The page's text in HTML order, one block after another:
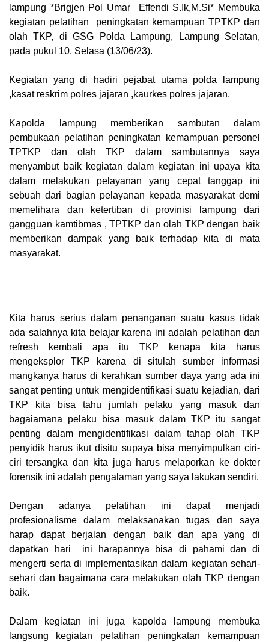
lampung *Brigjen Pol Umar Effendi S.Ik,M.Si* Membuka
kegiatan pelatihan peningkatan kemampuan TPTKP dan
olah TKP, di GSG Polda Lampung, Lampung Selatan,
pada pukul 10, Selasa (13/06/23).
Kegiatan yang di hadiri pejabat utama polda lampung
,kasat reskrim polres jajaran ,kaurkes polres jajaran.
Kapolda lampung memberikan sambutan dalam
pembukaan pelatihan peningkatan kemampuan personel
TPTKP dan olah TKP dalam sambutannya saya
menyambut baik kegiatan dalam kegiatan ini upaya kita
dalam melakukan pelayanan yang cepat tanggap ini
sebuah dari bagian pelayanan kepada masyarakat demi
memelihara dan ketertiban di provinisi lampung dari
gangguan kamtibmas , TPTKP dan olah TKP dengan baik
memberikan dampak yang baik terhadap kita di mata
masyarakat.
Kita harus serius dalam penanganan suatu kasus tidak
ada salahnya kita belajar karena ini adalah pelatihan dan
refresh kembali apa itu TKP kenapa kita harus
mengeksplor TKP karena di situlah sumber informasi
mangkanya harus di kerahkan sumber daya yang ada ini
sangat penting untuk mengidentifikasi suatu kejadian, dari
TKP kita bisa tahu jumlah pelaku yang masuk dan
bagaiamana pelaku bisa masuk dalam TKP itu sangat
penting dalam mengidentifikasi dalam tahap olah TKP
penyidik harus ikut disitu supaya bisa menyimpulkan ciri-
ciri tersangka dan kita juga harus melaporkan ke dokter
forensik ini adalah pengalaman yang saya lakukan sendiri,
Dengan adanya pelatihan ini dapat menjadi
profesionalisme dalam melaksanakan tugas dan saya
harap dapat berjalan dengan baik dan apa yang di
dapatkan hari ini harapannya bisa di pahami dan di
mengerti serta di implementasikan dalam kegiatan sehari-
sehari dan bagaimana cara melakukan olah TKP dengan
baik.
Dalam kegiatan ini juga kapolda lampung membuka
langsung kegiatan pelatihan peningkatan kemampuan